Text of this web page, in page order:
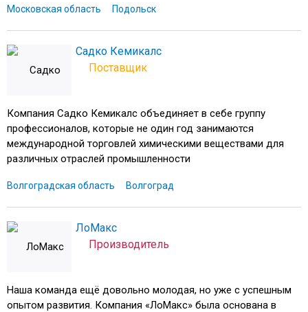
Московская область Подольск
Садко Кемикалс
Поставщик
Компания Садко Кемикалс объединяет в себе группу
профессионалов, которые не один год занимаются
международной торговлей химическими веществами для
различных отраслей промышленности
Волгоградская область Волгоград
ЛоМакс
Производитель
Наша команда ещё довольно молодая, но уже с успешным
опытом развития. Компания «ЛоМакс» была основана в